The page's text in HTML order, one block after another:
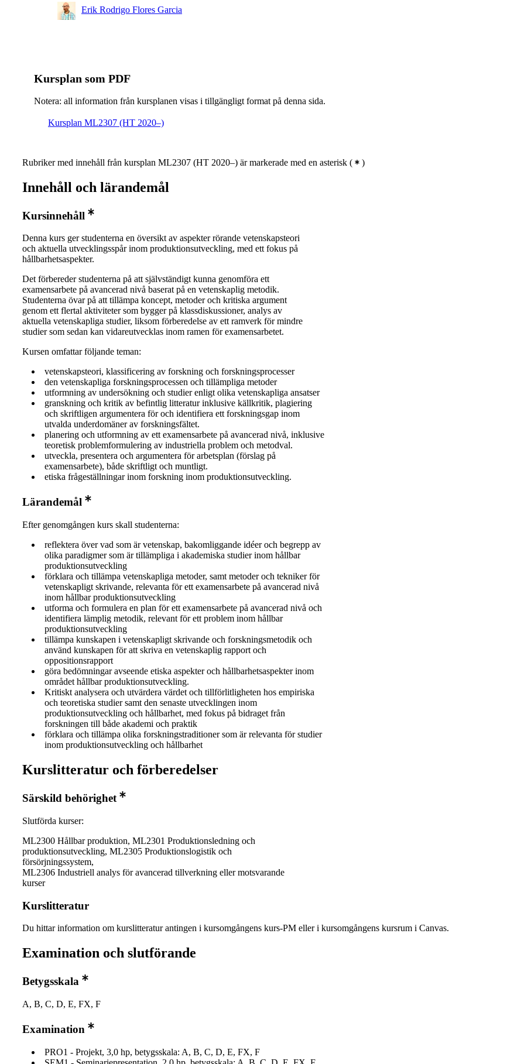
Erik Rodrigo Flores Garcia
Kursplan som PDF
Notera: all information från kursplanen visas i tillgängligt format på denna sida.
Kursplan ML2307 (HT 2020–)
Rubriker med innehåll från kursplan ML2307 (HT 2020–) är markerade med en asterisk ( )
Innehåll och lärandemål
Kursinnehåll
Denna kurs ger studenterna en översikt av aspekter rörande vetenskapsteori
och aktuella utvecklingsspår inom produktionsutveckling, med ett fokus på
hållbarhetsaspekter.
Det förbereder studenterna på att självständigt kunna genomföra ett
examensarbete på avancerad nivå baserat på en vetenskaplig metodik.
Studenterna övar på att tillämpa koncept, metoder och kritiska argument
genom ett flertal aktiviteter som bygger på klassdiskussioner, analys av
aktuella vetenskapliga studier, liksom förberedelse av ett ramverk för mindre
studier som sedan kan vidareutvecklas inom ramen för examensarbetet.
Kursen omfattar följande teman:
vetenskapsteori, klassificering av forskning och forskningsprocesser
den vetenskapliga forskningsprocessen och tillämpliga metoder
utformning av undersökning och studier enligt olika vetenskapliga ansatser
granskning och kritik av befintlig litteratur inklusive källkritik, plagiering
och skriftligen argumentera för och identifiera ett forskningsgap inom
utvalda underdomäner av forskningsfältet.
planering och utformning av ett examensarbete på avancerad nivå, inklusive
teoretisk problemformulering av industriella problem och metodval.
utveckla, presentera och argumentera för arbetsplan (förslag på
examensarbete), både skriftligt och muntligt.
etiska frågeställningar inom forskning inom produktionsutveckling.
Lärandemål
Efter genomgången kurs skall studenterna:
reflektera över vad som är vetenskap, bakomliggande idéer och begrepp av
olika paradigmer som är tillämpliga i akademiska studier inom hållbar
produktionsutveckling
förklara och tillämpa vetenskapliga metoder, samt metoder och tekniker för
vetenskapligt skrivande, relevanta för ett examensarbete på avancerad nivå
inom hållbar produktionsutveckling
utforma och formulera en plan för ett examensarbete på avancerad nivå och
identifiera lämplig metodik, relevant för ett problem inom hållbar
produktionsutveckling
tillämpa kunskapen i vetenskapligt skrivande och forskningsmetodik och
använd kunskapen för att skriva en vetenskaplig rapport och
oppositionsrapport
göra bedömningar avseende etiska aspekter och hållbarhetsaspekter inom
området hållbar produktionsutveckling.
Kritiskt analysera och utvärdera värdet och tillförlitligheten hos empiriska
och teoretiska studier samt den senaste utvecklingen inom
produktionsutveckling och hållbarhet, med fokus på bidraget från
forskningen till både akademi och praktik
förklara och tillämpa olika forskningstraditioner som är relevanta för studier
inom produktionsutveckling och hållbarhet
Kurslitteratur och förberedelser
Särskild behörighet
Slutförda kurser:
ML2300 Hållbar produktion, ML2301 Produktionsledning och
produktionsutveckling, ML2305 Produktionslogistik och
försörjningssystem,
ML2306 Industriell analys för avancerad tillverkning eller motsvarande
kurser
Kurslitteratur
Du hittar information om kurslitteratur antingen i kursomgångens kurs-PM eller i kursomgångens kursrum i Canvas.
Examination och slutförande
Betygsskala
A, B, C, D, E, FX, F
Examination
PRO1 - Projekt, 3,0 hp, betygsskala: A, B, C, D, E, FX, F